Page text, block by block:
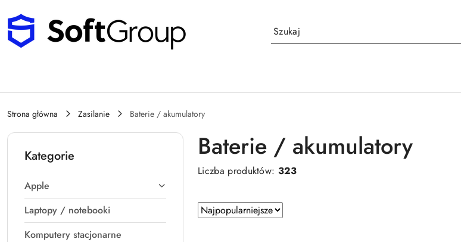
Przejdź do treści głównej
Przejdź do wyszukiwarki
Przejdź do moje konto
Przejdź do menu głównego
Przejdź do stopki
Strona główna Zasilanie Baterie / akumulatory
Kategorie
Apple
Laptopy / notebooki
Komputery stacjonarne
Baterie / akumulatory
Liczba produktów: 323
Zastosowano
sortowanie:
Sortuj